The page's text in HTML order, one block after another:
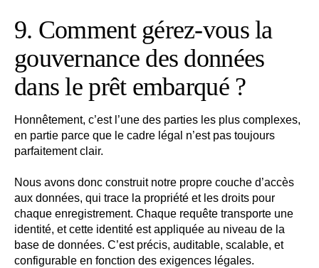
9. Comment gérez-vous la
gouvernance des données
dans le prêt embarqué ?
Honnêtement, c’est l’une des parties les plus complexes,
en partie parce que le cadre légal n’est pas toujours
parfaitement clair.
Nous avons donc construit notre propre couche d’accès
aux données, qui trace la propriété et les droits pour
chaque enregistrement. Chaque requête transporte une
identité, et cette identité est appliquée au niveau de la
base de données. C’est précis, auditable, scalable, et
configurable en fonction des exigences légales.